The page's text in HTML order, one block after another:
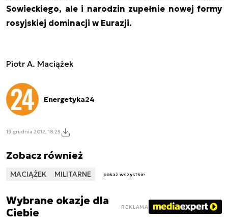
Sowieckiego, ale i narodzin zupełnie nowej formy
rosyjskiej dominacji w Eurazji.
Piotr A. Maciążek
Energetyka24
19 grudnia 2012, 18:23
Zobacz również
MACIĄŻEK MILITARNE pokaż wszystkie
Wybrane okazje dla
Ciebie
REKLAMA